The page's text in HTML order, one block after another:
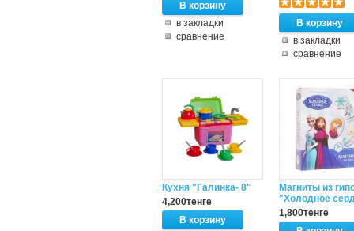
в закладки
сравнение
в закладки
сравнение
Кухня "Галинка- 8"
4,200тенге
Магниты из
"Холодное
1,800тенге